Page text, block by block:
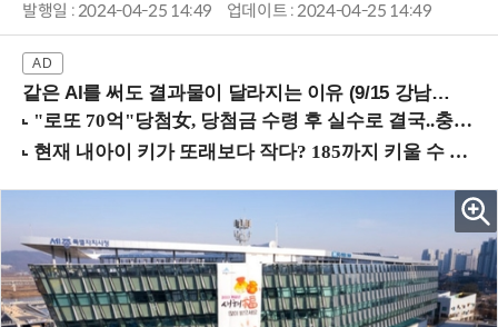
발행일 : 2024-04-25 14:49 업데이트 : 2024-04-25 14:49
같은 AI를 써도 결과물이 달라지는 이유 (9/15 강남역)